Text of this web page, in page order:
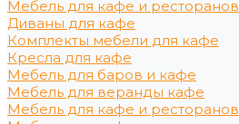
Мебель для кафе и ресторанов
Диваны для кафе
Комплекты мебели для кафе
Кресла для кафе
Мебель для баров и кафе
Мебель для веранды кафе
Мебель для кафе и ресторанов